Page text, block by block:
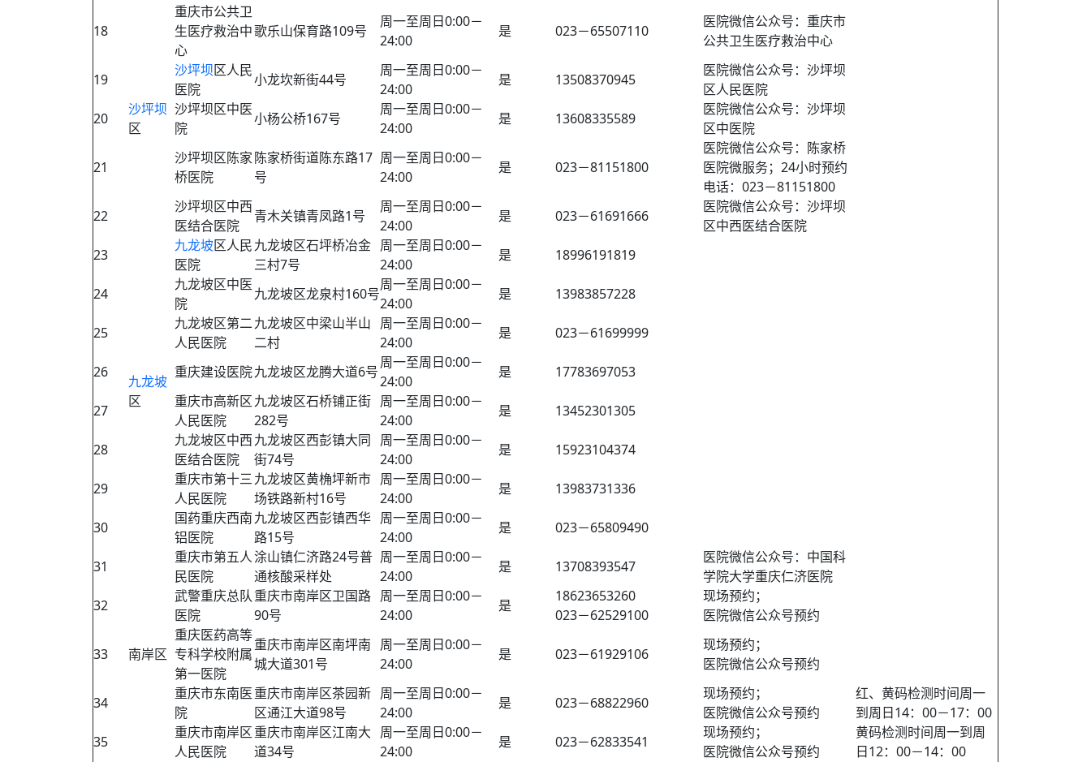
18
沙坪坝
区
重庆市公共卫
生医疗救治中
心
歌乐山保育路109号
周一至周日0:00－
24:00
是 023－65507110
医院微信公众号：重庆市
公共卫生医疗救治中心
19
沙坪坝区人民
医院
小龙坎新街44号
周一至周日0:00－
24:00
是 13508370945
医院微信公众号：沙坪坝
区人民医院
20
沙坪坝区中医
院
小杨公桥167号
周一至周日0:00－
24:00
是 13608335589
医院微信公众号：沙坪坝
区中医院
21
沙坪坝区陈家
桥医院
陈家桥街道陈东路17
号
周一至周日0:00－
24:00
是 023－81151800
医院微信公众号：陈家桥
医院微服务；24小时预约
电话：023－81151800
22
沙坪坝区中西
医结合医院
青木关镇青凤路1号
周一至周日0:00－
24:00
是 023－61691666
医院微信公众号：沙坪坝
区中西医结合医院
23
九龙坡
区
九龙坡区人民
医院
九龙坡区石坪桥冶金
三村7号
周一至周日0:00－
24:00
是 18996191819
24
九龙坡区中医
院
九龙坡区龙泉村160号
周一至周日0:00－
24:00
是 13983857228
25
九龙坡区第二
人民医院
九龙坡区中梁山半山
二村
周一至周日0:00－
24:00
是 023－61699999
26 重庆建设医院九龙坡区龙腾大道6号
周一至周日0:00－
24:00
是 17783697053
27
重庆市高新区
人民医院
九龙坡区石桥铺正街
282号
周一至周日0:00－
24:00
是 13452301305
28
九龙坡区中西
医结合医院
九龙坡区西彭镇大同
街74号
周一至周日0:00－
24:00
是 15923104374
29
重庆市第十三
人民医院
九龙坡区黄桷坪新市
场铁路新村16号
周一至周日0:00－
24:00
是 13983731336
30
国药重庆西南
铝医院
九龙坡区西彭镇西华
路15号
周一至周日0:00－
24:00
是 023－65809490
31
南岸区
重庆市第五人
民医院
涂山镇仁济路24号普
通核酸采样处
周一至周日0:00－
24:00
是 13708393547
医院微信公众号：中国科
学院大学重庆仁济医院
32
武警重庆总队
医院
重庆市南岸区卫国路
90号
周一至周日0:00－
24:00
是
18623653260
023－62529100
现场预约；
医院微信公众号预约
33
重庆医药高等
专科学校附属
第一医院
重庆市南岸区南坪南
城大道301号
周一至周日0:00－
24:00
是 023－61929106
现场预约；
医院微信公众号预约
34
重庆市东南医
院
重庆市南岸区茶园新
区通江大道98号
周一至周日0:00－
24:00
是 023－68822960
现场预约；
医院微信公众号预约
红、黄码检测时间周一
到周日14：00－17：00
35
重庆市南岸区
人民医院
重庆市南岸区江南大
道34号
周一至周日0:00－
24:00
是 023－62833541
现场预约；
医院微信公众号预约
黄码检测时间周一到周
日12：00－14：00